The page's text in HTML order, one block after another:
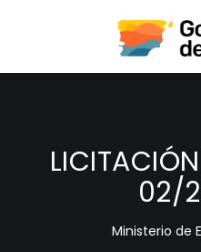
HOME
02/
Ministerio de